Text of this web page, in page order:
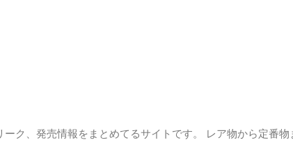
ク、発売情報をまとめてるサイトです。 レア物から定番物